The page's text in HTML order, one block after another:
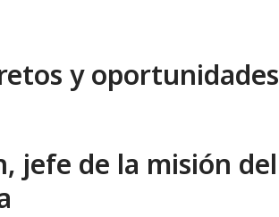
y oportunidades
jefe de la misión del